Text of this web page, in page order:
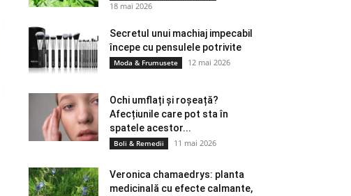
18 mai 2026
Secretul unui machiaj impecabil
începe cu pensulele potrivite
Moda & Frumusete 12 mai 2026
Ochi umflați și roșeață?
Afecțiunile care pot sta în
spatele acestor...
Boli & Remedii 11 mai 2026
Veronica chamaedrys: planta
medicinală cu efecte calmante,